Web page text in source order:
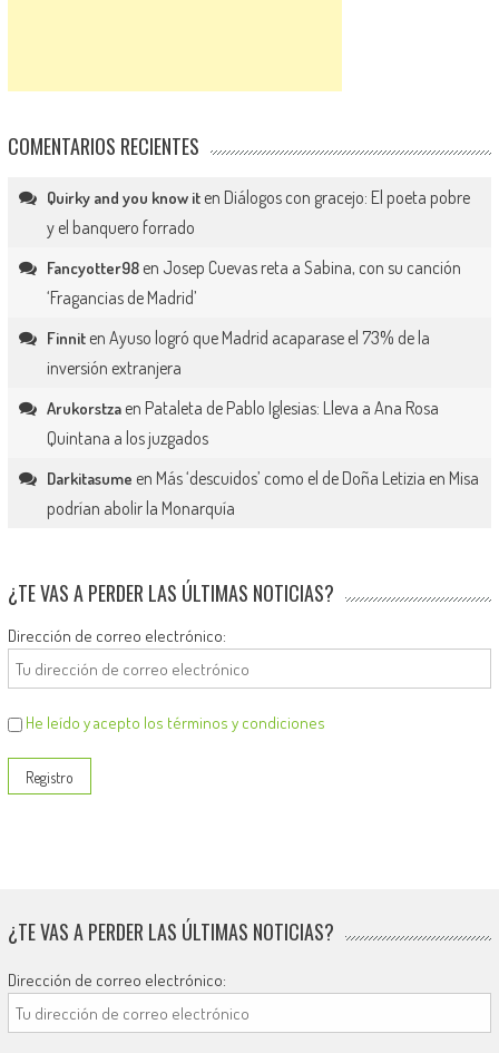
COMENTARIOS RECIENTES
Quirky and you know iten Diálogos con gracejo: El poeta pobre
y el banquero forrado
Fancyotter98en Josep Cuevas reta a Sabina, con su canción
‘Fragancias de Madrid’
Finniten Ayuso logró que Madrid acaparase el 73% de la
inversión extranjera
Arukorstzaen Pataleta de Pablo Iglesias: Lleva a Ana Rosa
Quintana a los juzgados
Darkitasume en Más ‘descuidos’ como el de Doña Letizia en Misa
podrían abolir la Monarquía
¿TE VAS A PERDER LAS ÚLTIMAS NOTICIAS?
Dirección de correo electrónico:
He leído y acepto los términos y condiciones
¿TE VAS A PERDER LAS ÚLTIMAS NOTICIAS?
Dirección de correo electrónico: